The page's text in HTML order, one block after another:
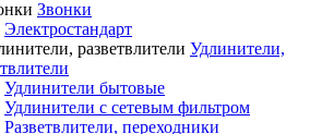
Звонки
Электростандарт
Удлинители,
Удлинители бытовые
Удлинители с сетевым фильтром
Разветвлители, переходники